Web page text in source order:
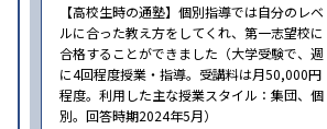
【高校生時の通塾】個別指導では自分のレベ
ルに合った教え方をしてくれ、第一志望校に
合格することができました（大学受験で、週
に4回程度授業・指導。受講料は月50,000円
程度。利用した主な授業スタイル：集団、個
別。回答時期2024年5月）